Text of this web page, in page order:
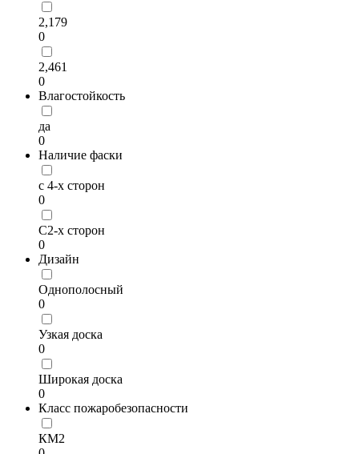
2,179
0
2,461
0
Влагостойкость
да
0
Наличие фаски
с 4-х сторон
0
С2-х сторон
0
Дизайн
Однополосный
0
Узкая доска
0
Широкая доска
0
Класс пожаробезопасности
КМ2